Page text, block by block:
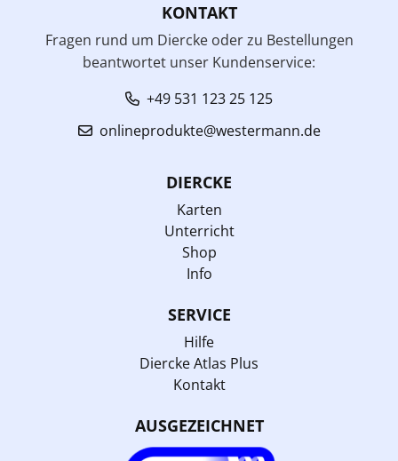
KONTAKT
Fragen rund um Diercke oder zu Bestellungen
beantwortet unser Kundenservice:
+49 531 123 25 125
onlineprodukte@westermann.de
DIERCKE
Karten
Unterricht
Shop
Info
SERVICE
Hilfe
Diercke Atlas Plus
Kontakt
AUSGEZEICHNET